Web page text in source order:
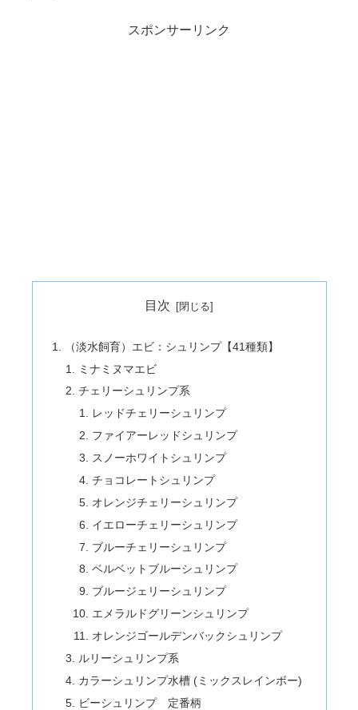
スポンサーリンク
目次
（淡水飼育）エビ：シュリンプ【41種類】
ミナミヌマエビ
チェリーシュリンプ系
レッドチェリーシュリンプ
ファイアーレッドシュリンプ
スノーホワイトシュリンプ
チョコレートシュリンプ
オレンジチェリーシュリンプ
イエローチェリーシュリンプ
ブルーチェリーシュリンプ
ベルベットブルーシュリンプ
ブルージェリーシュリンプ
エメラルドグリーンシュリンプ
オレンジゴールデンバックシュリンプ
ルリーシュリンプ系
カラーシュリンプ水槽 (ミックスレインボー)
ビーシュリンプ 定番柄